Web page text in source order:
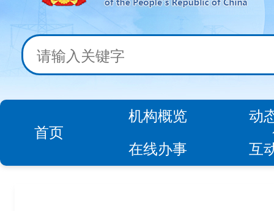
首页
机构概览
动
在线办事
互